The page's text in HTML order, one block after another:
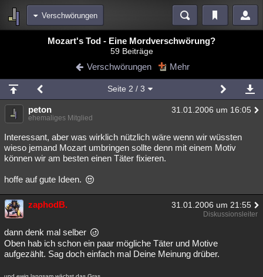
Verschwörungen
Blogs
Chat Wiki Neuigkeiten
meine Rubriken
Menschen Mystery Kriminalfälle
Spiritualität Verschwörungen Technologie Ufologie
Natur Umfragen Unterhaltung
weitere Rubriken
Philosophie Träume Orte Esoterik Literatur
Astronomie Filme
Musik Clash Verbesserungen Allmystery English
Übersichten
Mozart's Tod - Eine Mordverschwörung?
59 Beiträge
Verschwörungen Mehr
Seite 2 / 3
peton 31.01.2006 um 16:05
ehemaliges Mitglied
Interessant, aber was wirklich nützlich wäre wenn wir wüssten
wieso jemand Mozart umbringen sollte denn mit einem Motiv
können wir am besten einen Täter fixieren.
hoffe auf gute Ideen.
zaphodB. 31.01.2006 um 21:55
Diskussionsleiter
dann denk mal selber
Oben hab ich schon ein paar mögliche Täter und Motive
aufgezählt. Sag doch einfach mal Deine Meinung drüber.